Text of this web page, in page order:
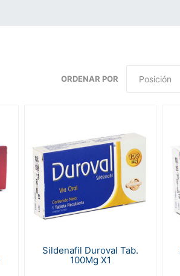
ORDENAR POR
Sildenafil Duroval Tab.
100Mg X1